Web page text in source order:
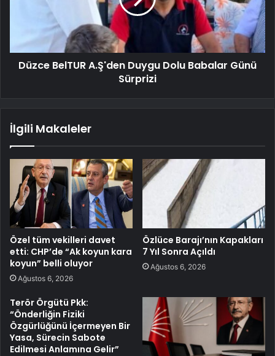
Düzce BelTUR A.Ş'den Duygu Dolu Babalar Günü
Sürprizi
İlgili Makaleler
Özel tüm vekilleri davet
etti: CHP’de “Ak koyun kara
koyun” belli oluyor
Ağustos 6, 2026
Özlüce Barajı’nın Kapakları
7 Yıl Sonra Açıldı
Ağustos 6, 2026
Terör Örgütü Pkk:
“Önderliğin Fiziki
Özgürlüğünü İçermeyen Bir
Yasa, Sürecin Sabote
Edilmesi Anlamına Gelir”